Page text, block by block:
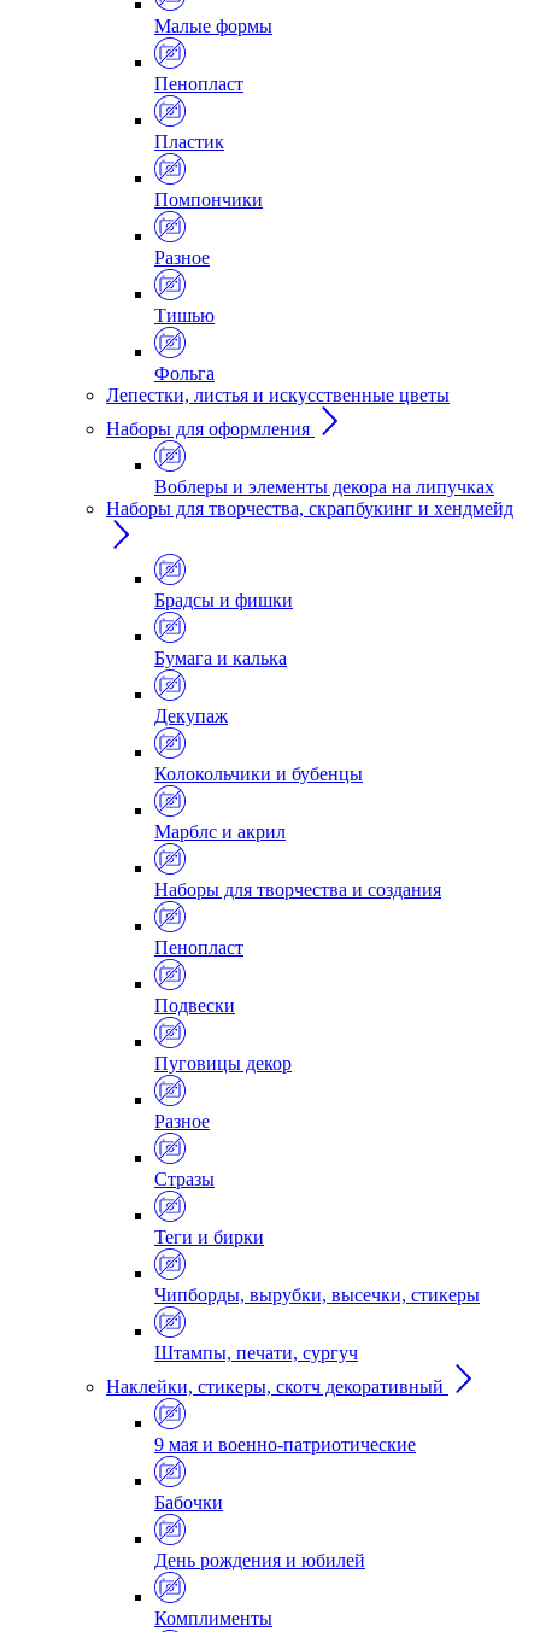
Малые формы
Пенопласт
Пластик
Помпончики
Разное
Тишью
Фольга
Лепестки, листья и искусственные цветы
Наборы для оформления
Воблеры и элементы декора на липучках
Наборы для творчества, скрапбукинг и хендмейд
Брадсы и фишки
Бумага и калька
Декупаж
Колокольчики и бубенцы
Марблс и акрил
Наборы для творчества и создания
Пенопласт
Подвески
Пуговицы декор
Разное
Стразы
Теги и бирки
Чипборды, вырубки, высечки, стикеры
Штампы, печати, сургуч
Наклейки, стикеры, скотч декоративный
9 мая и военно-патриотические
Бабочки
День рождения и юбилей
Комплименты